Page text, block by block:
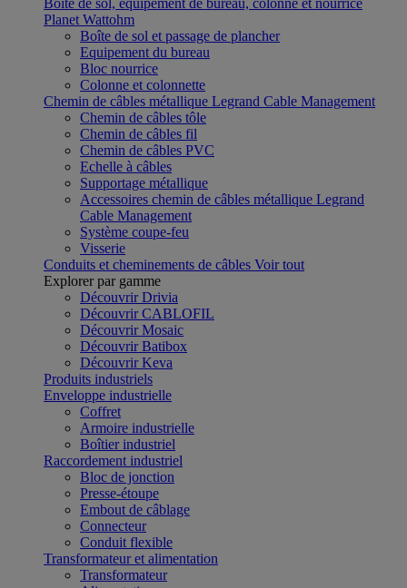
Boîte de sol, équipement de bureau, colonne et nourrice
Planet Wattohm
Boîte de sol et passage de plancher
Equipement du bureau
Bloc nourrice
Colonne et colonnette
Chemin de câbles métallique Legrand Cable Management
Chemin de câbles tôle
Chemin de câbles fil
Chemin de câbles PVC
Echelle à câbles
Supportage métallique
Accessoires chemin de câbles métallique Legrand
Cable Management
Système coupe-feu
Visserie
Conduits et cheminements de câbles Voir tout
Explorer par gamme
Découvrir Drivia
Découvrir CABLOFIL
Découvrir Mosaic
Découvrir Batibox
Découvrir Keva
Produits industriels
Enveloppe industrielle
Coffret
Armoire industrielle
Boîtier industriel
Raccordement industriel
Bloc de jonction
Presse-étoupe
Embout de câblage
Connecteur
Conduit flexible
Transformateur et alimentation
Transformateur